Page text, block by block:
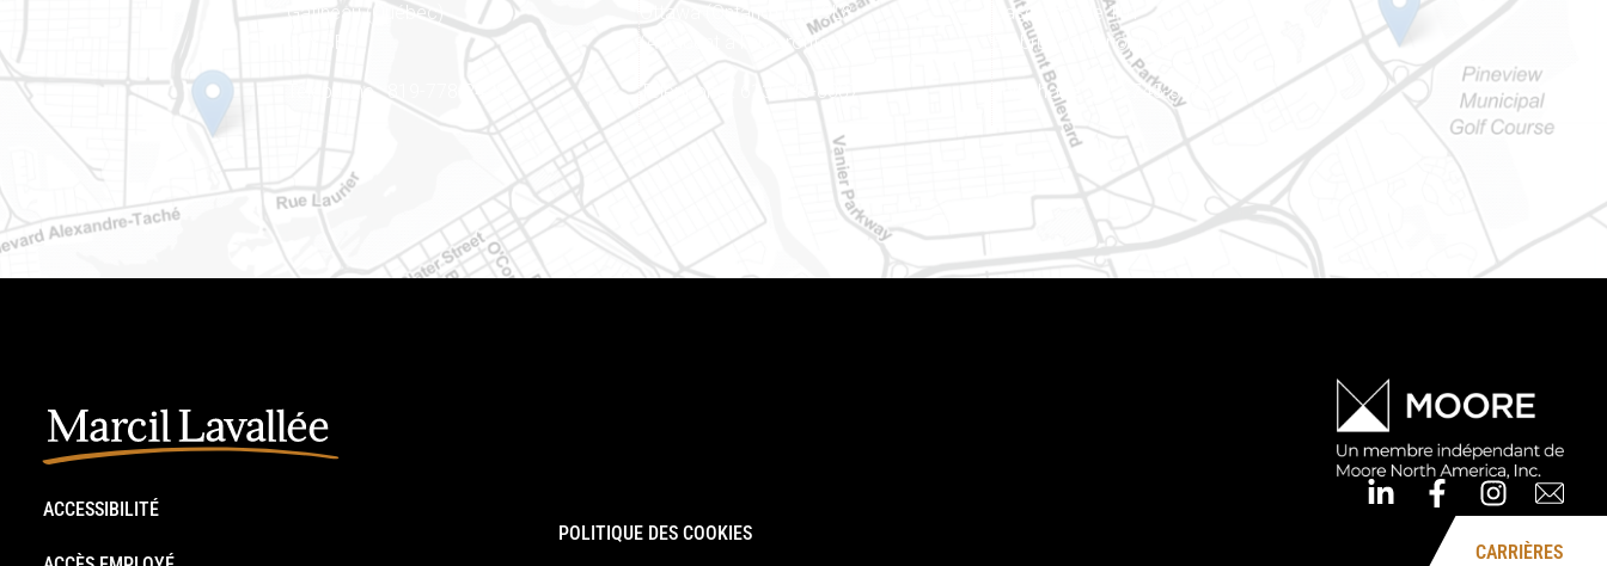
Gatineau (Québec)
J8Y 3B5
Téléphone : 819-778-2428
Ottawa (Ontario) K1J 9L8
(Adjacent à l’autoroute 174)
Téléphone : 613-745-8387
Case postale 101
Embrun (Ontario) K0A 1W1
Téléphone : 613-745-8387
ACCESSIBILITÉ
POLITIQUE DES COOKIES
CARRIÈRES